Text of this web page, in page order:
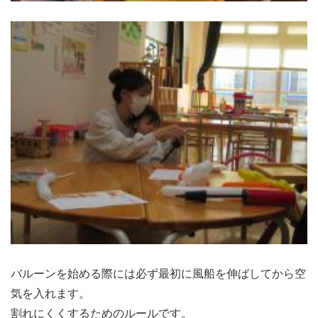
バルーンを始める際には必ず最初に風船を伸ばしてから空
気を入れます。
割れにくくするためのルールです。